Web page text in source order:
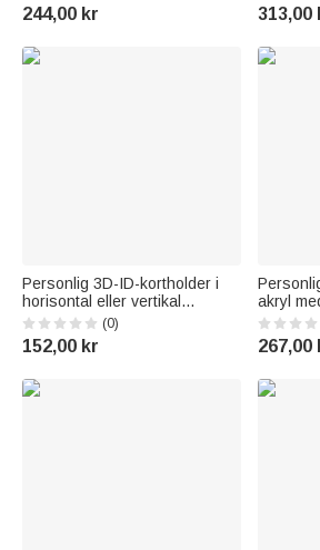
Decor Bursdag Baby Shower
Gave til jenter
244,00 kr
koselig
313,00
Personlig 3D-ID-kortholder i
horisontal eller vertikal
utførelse med yrkesmotiv – en
takkegave i forbindelse med
sykepleieruken til leger,
medisinsk personale
(0)
152,00 kr
akryl
navn og
267,00